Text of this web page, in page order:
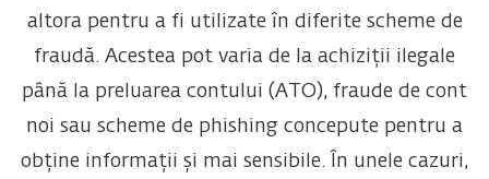
altora pentru a fi utilizate în diferite scheme de
fraudă. Acestea pot varia de la achiziții ilegale
până la preluarea contului (ATO), fraude de cont
noi sau scheme de phishing concepute pentru a
obține informații și mai sensibile. În unele cazuri,